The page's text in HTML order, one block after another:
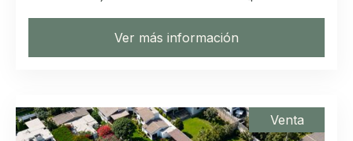
Ver más información
Venta